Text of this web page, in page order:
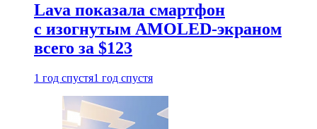
Lava показала смартфон
с изогнутым AMOLED-экраном
всего за $123
1 год спустя1 год спустя